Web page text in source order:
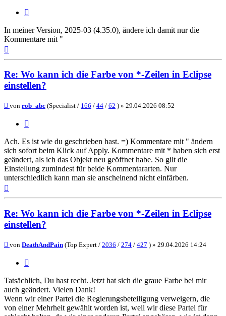
In meiner Version, 2025-03 (4.35.0), ändere ich damit nur die
Kommentare mit "
Re: Wo kann ich die Farbe von *-Zeilen in Eclipse
einstellen?
Beitrag
von rob_abc (Specialist / 166 / 44 / 62 ) » 29.04.2026 08:52
Ach. Es ist wie du geschrieben hast. =) Kommentare mit " ändern
sich sofort beim Klick auf Apply. Kommentare mit * haben sich erst
geändert, als ich das Objekt neu geöffnet habe. So gilt die
Einstellung zumindest für beide Kommentararten. Nur
unterschiedlich kann man sie anscheinend nicht einfärben.
Re: Wo kann ich die Farbe von *-Zeilen in Eclipse
einstellen?
Beitrag
von DeathAndPain (Top Expert / 2036 / 274 / 427 ) » 29.04.2026 14:24
Tatsächlich, Du hast recht. Jetzt hat sich die graue Farbe bei mir
auch geändert. Vielen Dank!
Wenn wir einer Partei die Regierungsbeteiligung verweigern, die
von einer Mehrheit gewählt worden ist, weil wir diese Partei für